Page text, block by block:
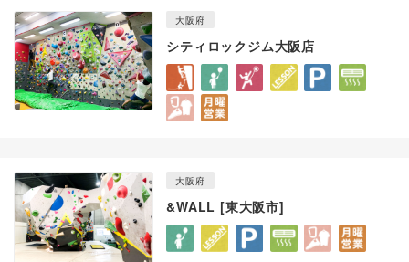
大阪府
シティロックジム大阪店
大阪府
&WALL [東大阪市]